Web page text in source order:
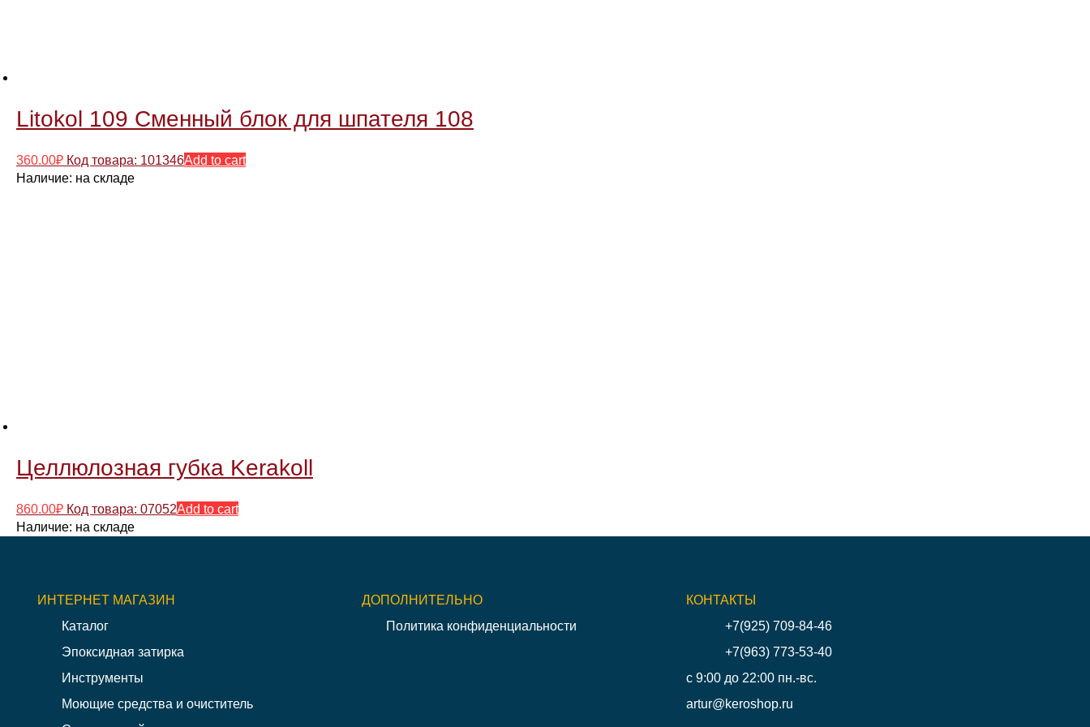
Litokol 109 Сменный блок для шпателя 108
360.00₽ Код товара: 101346Add to cart
Наличие: на складе
Целлюлозная губка Kerakoll
860.00₽ Код товара: 07052Add to cart
Наличие: на складе
ИНТЕРНЕТ МАГАЗИН
Каталог
Эпоксидная затирка
Инструменты
Моющие средства и очиститель
ДОПОЛНИТЕЛЬНО
Политика конфиденциальности
КОНТАКТЫ
+7(925) 709-84-46
+7(963) 773-53-40
с 9:00 до 22:00 пн.-вс.
artur@keroshop.ru